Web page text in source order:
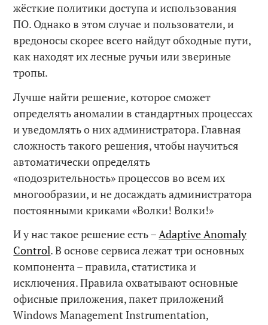
жёсткие политики доступа и использования
ПО. Однако в этом случае и пользователи, и
вредоносы скорее всего найдут обходные пути,
как находят их лесные ручьи или звериные
тропы.
Лучше найти решение, которое сможет
определять аномалии в стандартных процессах
и уведомлять о них администратора. Главная
сложность такого решения, чтобы научиться
автоматически определять
«подозрительность» процессов во всем их
многообразии, и не досаждать администратора
постоянными криками «Волки! Волки!»
И у нас такое решение есть –Adaptive Anomaly
Control. В основе сервиса лежат три основных
компонента – правила, статистика и
исключения. Правила охватывают основные
офисные приложения, пакет приложений
Windows Management Instrumentation,